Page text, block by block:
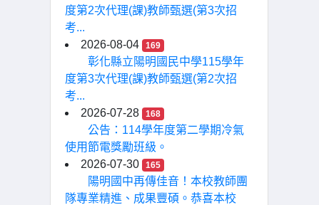
度第2次代理(課)教師甄選(第3次招
考...
2026-08-04
169
彰化縣立陽明國民中學115學年
度第3次代理(課)教師甄選(第2次招
考...
2026-07-28
168
公告：114學年度第二學期冷氣
使用節電獎勵班級。
2026-07-30
165
陽明國中再傳佳音！本校教師團
隊專業精進、成果豐碩。恭喜本校